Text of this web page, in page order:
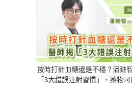
按時打針血糖還是不穩？潘廸
「3大錯誤注射習慣」、藥物可